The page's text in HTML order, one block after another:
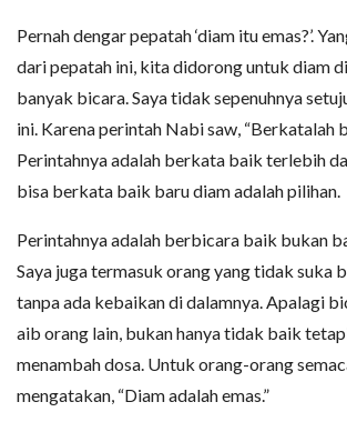
Pernah dengar pepatah ‘diam itu emas?’.
dari pepatah ini, kita didorong untuk diam
banyak bicara. Saya tidak sepenuhnya
ini. Karena perintah Nabi saw, “Berkatalah
Perintahnya adalah berkata baik terlebih
bisa berkata baik baru diam adalah pilihan.
Perintahnya adalah berbicara baik bukan
Saya juga termasuk orang yang tidak suka
tanpa ada kebaikan di dalamnya. Apalagi
aib orang lain, bukan hanya tidak baik
menambah dosa. Untuk orang-orang
mengatakan, “Diam adalah emas.”